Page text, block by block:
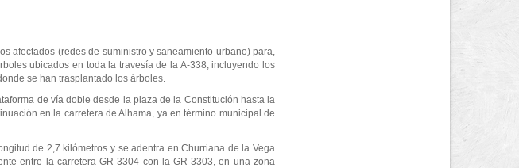
afectados (redes de suministro y saneamiento urbano) para,
ubicados en toda la travesía de la A-338, incluyendo los
se han trasplantado los árboles.
de vía doble desde la plaza de la Constitución hasta la
en la carretera de Alhama, ya en término municipal de
de 2,7 kilómetros y se adentra en Churriana de la Vega
entre la carretera GR-3304 con la GR-3303, en una zona